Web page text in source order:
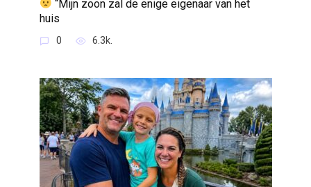
“Mijn zoon zal de enige eigenaar van het
huis
0 6.3k.